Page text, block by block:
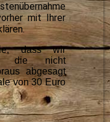
mit Ihrer
dass wir
die nicht
abgesagt
von 30 Euro